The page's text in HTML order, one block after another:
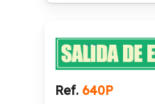
Ref. 640P